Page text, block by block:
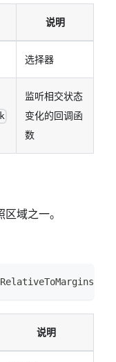
说明
选择器
监听相交状态
变化的回调函
数
域之一。
RelativeToMargins
说明